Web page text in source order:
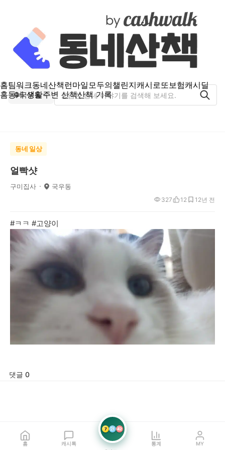
홈팀워크동네산책런마일모두의챌린지캐시로또보험캐시딜
홈동네 생활주변 산책산책 기록
국우동
동네 일상
얼빡샷
구미집사 국우동
2년 전
327 12 1
#ㅋㅋ #고양이
댓글 0
홈 캐시톡
7 21 42
통계 MY